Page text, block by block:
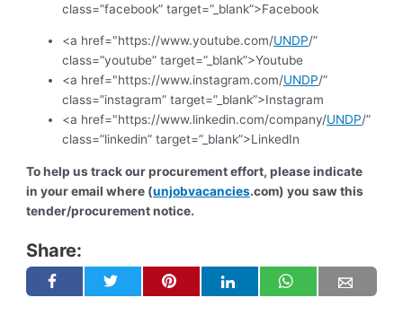
class=”facebook” target=”_blank”>Facebook
<a href="https://www.youtube.com/UNDP/”
class=”youtube” target=”_blank”>Youtube
<a href="https://www.instagram.com/UNDP/”
class=”instagram” target=”_blank”>Instagram
<a href="https://www.linkedin.com/company/UNDP/”
class=”linkedin” target=”_blank”>LinkedIn
To help us track our procurement effort, please indicate
in your email where (unjobvacancies.com) you saw this
tender/procurement notice.
Share: